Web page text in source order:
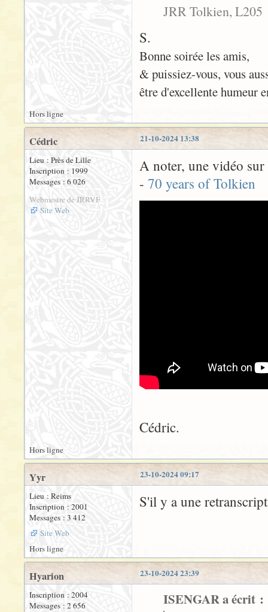
JRR Tolkien, L205
S.
Bonne soirée les amis,
& puissiez-vous, vous
être d'excellente humeur
Hors ligne
21-10-2024 13:38
Cédric
Lieu : Près de Lille
Inscription : 1999
Messages : 6 026
Webmestre de JRRVF
Site Web
A noter, une vidéo
- 70 years of Tolkien
Cédric.
Hors ligne
23-10-2024 09:17
Yyr
Lieu : Reims
Inscription : 2001
Messages : 3 412
Site Web
S'il y a une
Hors ligne
23-10-2024 23:39
Hyarion
Inscription : 2004
Messages : 2 656
ISENGAR a écrit :